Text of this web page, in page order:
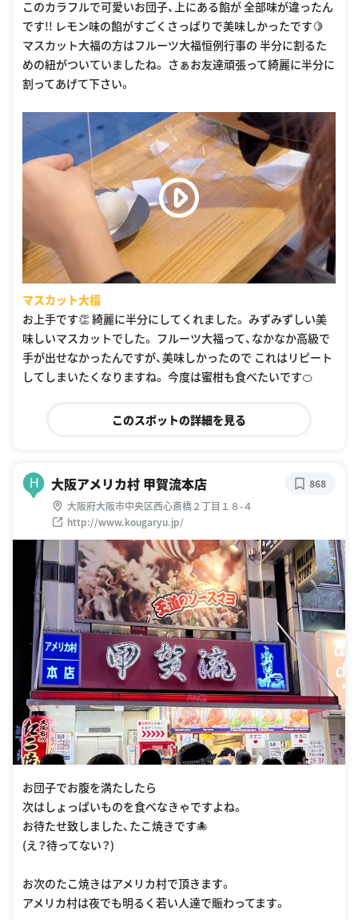
このカラフルで可愛いお団子、上にある餡が 全部味が違ったん
です!! レモン味の餡がすごくさっぱりで美味しかったです🍋
マスカット大福の方はフルーツ大福恒例行事の 半分に割るた
めの紐がついていましたね。 さぁお友達頑張って綺麗に半分に
割ってあげて下さい。
マスカット大福
お上手です👏 綺麗に半分にしてくれました。 みずみずしい美
味しいマスカットでした。 フルーツ大福って、なかなか高級で
手が出せなかったんですが、美味しかったので これはリピート
してしまいたくなりますね。 今度は蜜柑も食べたいです🍊
このスポットの詳細を見る
H 大阪アメリカ村 甲賀流本店
大阪府大阪市中央区西心斎橋２丁目１８-４
http://www.kougaryu.jp/
868
お団子でお腹を満たしたら
次はしょっぱいものを食べなきゃですよね。
お待たせ致しました、たこ焼きです🐙
(え？待ってない？)
お次のたこ焼きはアメリカ村で頂きます。
アメリカ村は夜でも明るく若い人達で賑わってます。